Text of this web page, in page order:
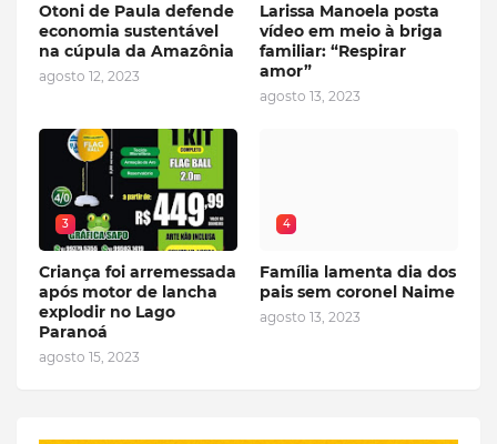
Otoni de Paula defende
economia sustentável
na cúpula da Amazônia
agosto 12, 2023
Larissa Manoela posta
vídeo em meio à briga
familiar: “Respirar
amor”
agosto 13, 2023
3
Criança foi arremessada
após motor de lancha
explodir no Lago
Paranoá
agosto 15, 2023
4
Família lamenta dia dos
pais sem coronel Naime
agosto 13, 2023